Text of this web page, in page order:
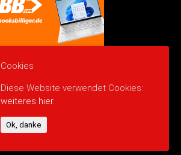
Cookies
Diese Website verwendet Cookies:
weiteres hier.
Ok, danke